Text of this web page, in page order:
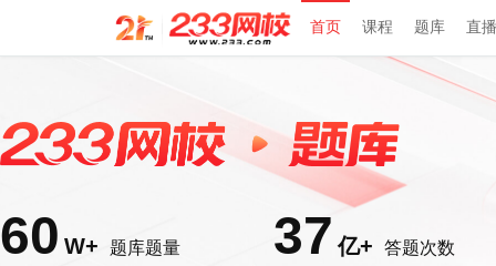
首页 课程 题库 直
60 W+ 题库题量 37 亿+ 答题次数